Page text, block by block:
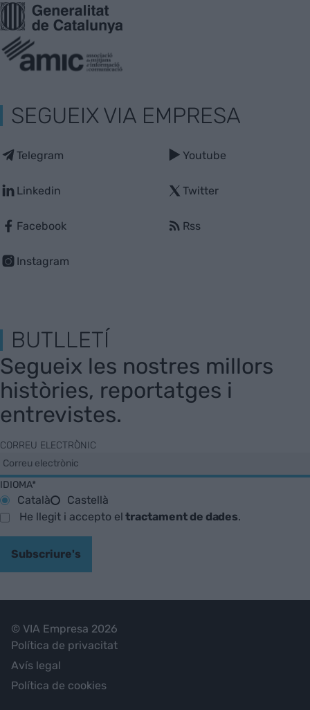
SEGUEIX VIA EMPRESA
Telegram
Linkedin
Facebook
Instagram
Youtube
Twitter
Rss
BUTLLETÍ
Segueix les nostres millors
històries, reportatges i
entrevistes.
CORREU ELECTRÒNIC
IDIOMA*
Català
Castellà
He llegit i accepto eltractament de dades.
Subscriure's
© VIA Empresa 2026
Política de privacitat
Avís legal
Política de cookies